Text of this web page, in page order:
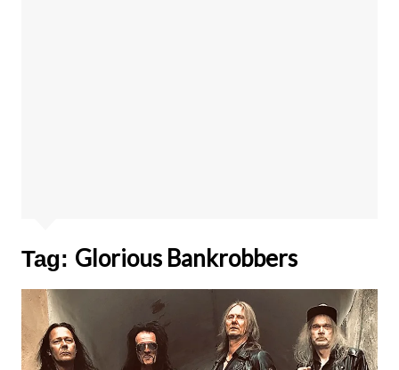
Tag: Glorious Bankrobbers